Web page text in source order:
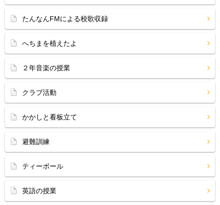
たんなんFMによる校歌収録
へちまを植えたよ
２年音楽の授業
クラブ活動
かかしと看板立て
避難訓練
ティーボール
英語の授業